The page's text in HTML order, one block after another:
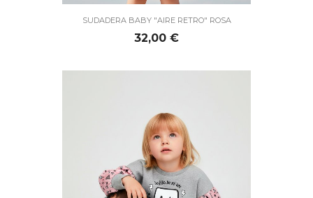
SUDADERA BABY "AIRE RETRO" ROSA
Precio
32,00 €